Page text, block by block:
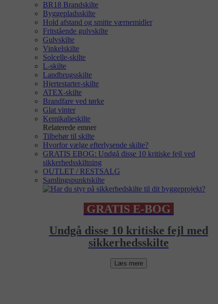
BR18 Brandskilte
Byggepladsskilte
Hold afstand og smitte værnemidler
Fritstående gulvskilte
Gulvskilte
Vinkelskilte
Solcelle-skilte
L-skilte
Landbrugsskilte
Hjertestarter-skilte
ATEX-skilte
Brandfare ved tørke
Glat vinter
Kemikalieskilte
Relaterede emner
Tilbehør til skilte
Hvorfor vælge efterlysende skilte?
GRATIS EBOG: Undgå disse 10 kritiske fejl ved
sikkerhedsskiltning
OUTLET / RESTSALG
Samlingspunktskilte
GRATIS E-BOG
Undgå disse 10 kritiske fejl med
sikkerhedsskilte
Læs mere